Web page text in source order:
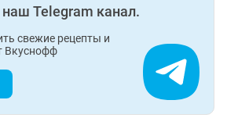
Telegram канал.
свежие рецепты и
Вкуснофф